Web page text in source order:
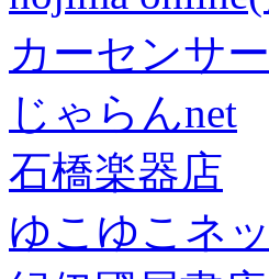
カーセンサ
じゃらんnet
石橋楽器店
ゆこゆこネ